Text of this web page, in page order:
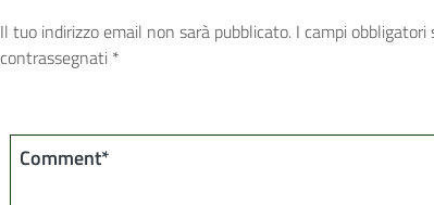
Il tuo indirizzo email non sarà pubblicato. I campi obbligatori
contrassegnati *
Comment*